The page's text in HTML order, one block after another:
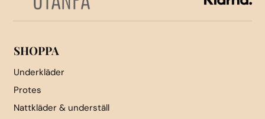
SHOPPA
Underkläder
Protes
Nattkläder & underställ